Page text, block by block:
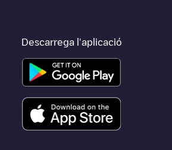
Descarrega l'aplicació